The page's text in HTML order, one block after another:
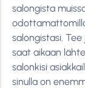
salongista
salongistasi.
saat aikaan
salonkisi
sinulla on